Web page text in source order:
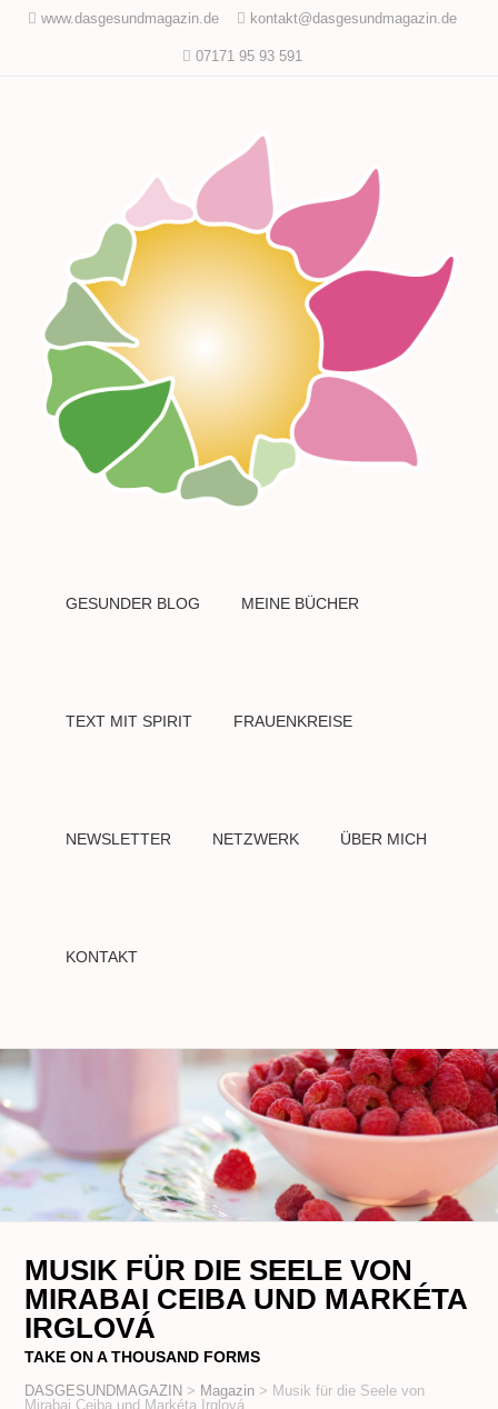
www.dasgesundmagazin.de kontakt@dasgesundmagazin.de
07171 95 93 591
GESUNDER BLOG MEINE BÜCHER
TEXT MIT SPIRIT FRAUENKREISE
NEWSLETTER NETZWERK ÜBER MICH
KONTAKT
MUSIK FÜR DIE SEELE VON
MIRABAI CEIBA UND MARKÉTA
IRGLOVÁ
TAKE ON A THOUSAND FORMS
DASGESUNDMAGAZIN > Magazin > Musik für die Seele von
Mirabai Ceiba und Markéta Irglová